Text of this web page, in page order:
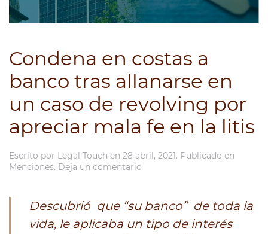
Condena en costas a
banco tras allanarse en
un caso de revolving por
apreciar mala fe en la litis
Escrito por Legal Touch en 28 abril, 2021. Publicado en
Menciones. Deja un comentario
Descubrió que “su banco” de toda la
vida, le aplicaba un tipo de interés